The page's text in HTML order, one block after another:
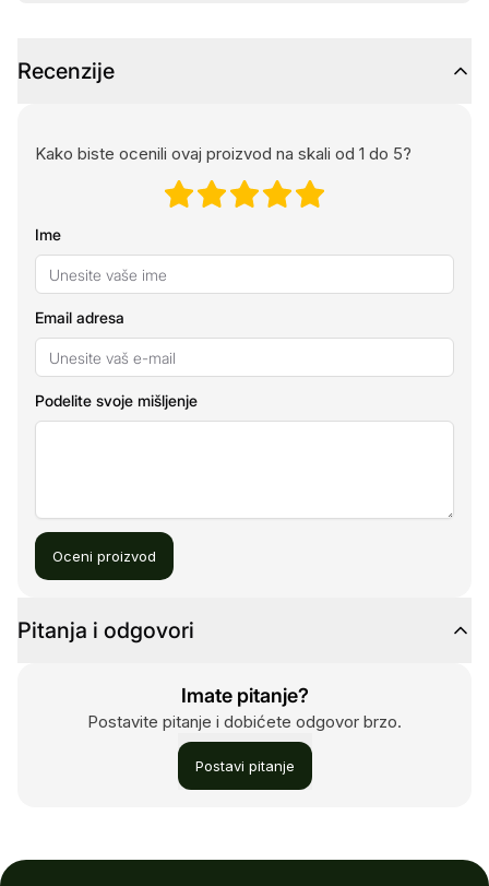
Recenzije
Kako biste ocenili ovaj proizvod na skali od 1 do 5?
Ime
Email adresa
Podelite svoje mišljenje
Oceni proizvod
Pitanja i odgovori
Imate pitanje?
Postavite pitanje i dobićete odgovor brzo.
Postavi pitanje